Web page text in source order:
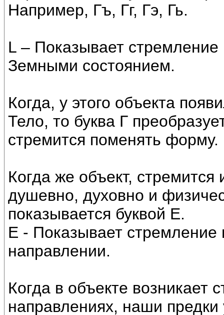
Например, Гъ, Гг, Гэ, Гь.
L – Показывает
Земными состоянием.
Когда, у этого объекта
Тело, то буква Г
стремится поменять форму.
Когда же объект,
душевно, духовно и
показывается буквой Е.
Е - Показывает стремление
направлении.
Когда в объекте возникает
направлениях, наши